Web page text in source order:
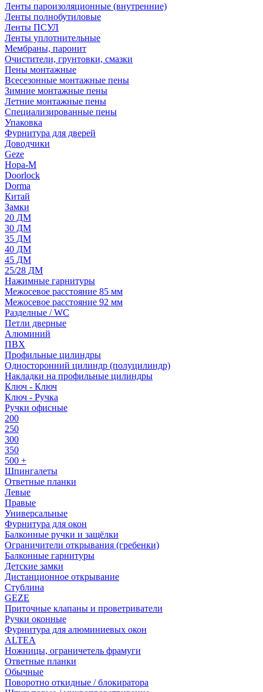
Ленты пароизоляционные (внутренние)
Ленты полнобутиловые
Ленты ПСУЛ
Ленты уплотнительные
Мембраны, паронит
Очистители, грунтовки, смазки
Пены монтажные
Всесезонные монтажные пены
Зимние монтажные пены
Летние монтажные пены
Специализированные пены
Упаковка
Фурнитура для дверей
Доводчики
Geze
Нора-М
Doorlock
Dorma
Китай
Замки
20 ДМ
30 ДМ
35 ДМ
40 ДМ
45 ДМ
25/28 ДМ
Нажимные гарнитуры
Межосевое расстояние 85 мм
Межосевое расстояние 92 мм
Разделные / WC
Петли дверные
Алюминий
ПВХ
Профильные цилиндры
Односторонний цилиндр (полуцилиндр)
Накладки на профильные цилиндры
Ключ - Ключ
Ключ - Ручка
Ручки офисные
200
250
300
350
500 +
Шпингалеты
Ответные планки
Левые
Правые
Универсальные
Фурнитура для окон
Балконные ручки и защёлки
Ограничители открывания (гребенки)
Балконные гарнитуры
Детские замки
Дистанционное открывание
Стублина
GEZE
Приточные клапаны и проветриватели
Ручки оконные
Фурнитура для алюминиевых окон
ALTEA
Ножницы, ограничетель фрамуги
Ответные планки
Обычные
Поворотно откидные / блокиратора